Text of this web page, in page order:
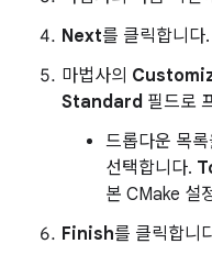
Next를 클릭합니다.
마법사의
Standard 필드로
드롭다운 목
선택합니다.
본 CMake 설
Finish를 클릭합니